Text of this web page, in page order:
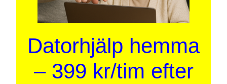
Datorhjälp hemma
– 399 kr/tim efter